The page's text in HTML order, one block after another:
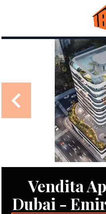
Vendita
Dubai -